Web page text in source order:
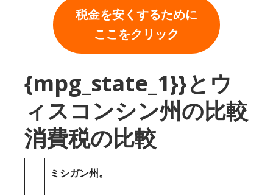
税金を安くするために
ここをクリック
{mpg_state_1}}とウ
ィスコンシン州の比較
消費税の比較
ミシガン州。